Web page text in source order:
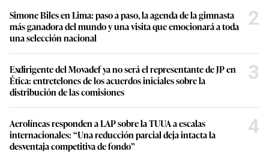
Simone Biles en Lima: paso a paso, la agenda de la gimnasta
más ganadora del mundo y una visita que emocionará a toda
una selección nacional
2
Exdirigente del Movadef ya no será el representante de JP en
Ética: entretelones de los acuerdos iniciales sobre la
distribución de las comisiones
3
Aerolíneas responden a LAP sobre la TUUA a escalas
internacionales: “Una reducción parcial deja intacta la
desventaja competitiva de fondo”
4